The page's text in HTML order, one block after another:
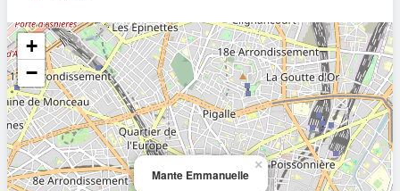
Mante Emmanuelle
×
+
−